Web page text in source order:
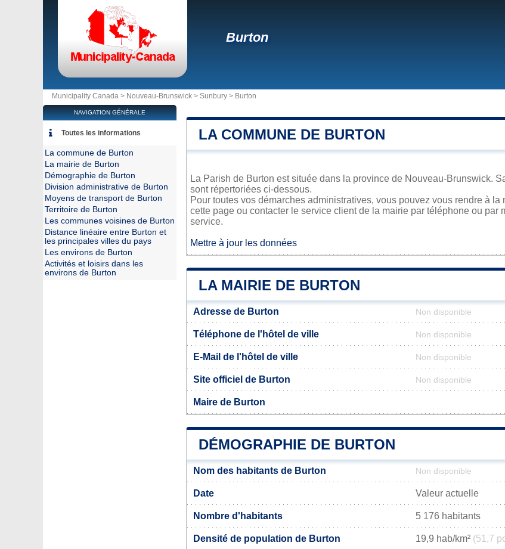
Burton
Municipality Canada > Nouveau-Brunswick > Sunbury > Burton
LA COMMUNE DE BURTON
La Parish de Burton est située dans la province de Nouveau-Brunswick.
sont répertoriées ci-dessous.
Pour toutes vos démarches administratives, vous pouvez vous rendre à
cette page ou contacter le service client de la mairie par téléphone ou
service.
Mettre à jour les données
LA MAIRIE DE BURTON
Adresse de Burton Non disponible
Téléphone de l'hôtel de ville Non disponible
E-Mail de l'hôtel de ville Non disponible
Site officiel de Burton Non disponible
Maire de Burton
DÉMOGRAPHIE DE BURTON
Nom des habitants de Burton Non disponible
Date Valeur actuelle
Nombre d'habitants 5 176 habitants
Densité de population de Burton 19,9 hab/km² (51,7
NAVIGATION GÉNÉRALE
Toutes les informations
La commune de Burton
La mairie de Burton
Démographie de Burton
Division administrative de Burton
Moyens de transport de Burton
Territoire de Burton
Les communes voisines de Burton
Distance linéaire entre Burton et
les principales villes du pays
Les environs de Burton
Activités et loisirs dans les
environs de Burton